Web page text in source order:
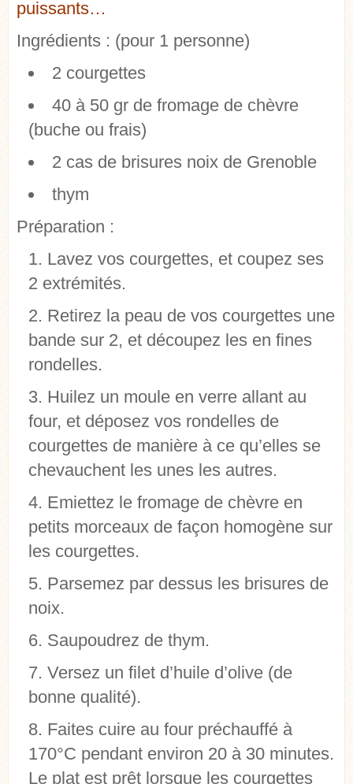
puissants…
Ingrédients : (pour 1 personne)
2 courgettes
40 à 50 gr de fromage de chèvre
(buche ou frais)
2 cas de brisures noix de Grenoble
thym
Préparation :
Lavez vos courgettes, et coupez ses
2 extrémités.
Retirez la peau de vos courgettes une
bande sur 2, et découpez les en fines
rondelles.
Huilez un moule en verre allant au
four, et déposez vos rondelles de
courgettes de manière à ce qu’elles se
chevauchent les unes les autres.
Emiettez le fromage de chèvre en
petits morceaux de façon homogène sur
les courgettes.
Parsemez par dessus les brisures de
noix.
Saupoudrez de thym.
Versez un filet d’huile d’olive (de
bonne qualité).
Faites cuire au four préchauffé à
170°C pendant environ 20 à 30 minutes.
Le plat est prêt lorsque les courgettes